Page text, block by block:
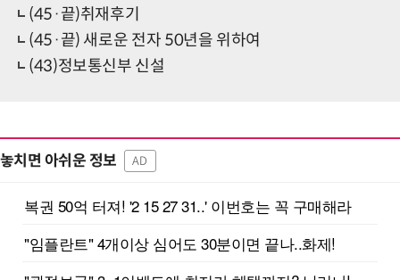
(45·끝)취재후기
(45·끝) 새로운 전자 50년을 위하여
(43)정보통신부 신설
놓치면 아쉬운 정보 AD